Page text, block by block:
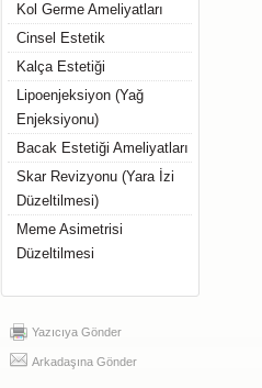
Kol Germe Ameliyatları
Cinsel Estetik
Kalça Estetiği
Lipoenjeksiyon (Yağ
Enjeksiyonu)
Bacak Estetiği Ameliyatları
Skar Revizyonu (Yara İzi
Düzeltilmesi)
Meme Asimetrisi
Düzeltilmesi
Yazıcıya Gönder
Arkadaşına Gönder